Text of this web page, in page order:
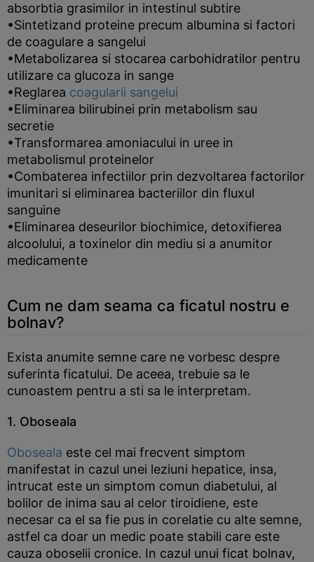
absorbtia grasimilor in intestinul subtire
•Sintetizand proteine precum albumina si factori
de coagulare a sangelui
•Metabolizarea si stocarea carbohidratilor pentru
utilizare ca glucoza in sange
•Reglarea coagularii sangelui
•Eliminarea bilirubinei prin metabolism sau
secretie
•Transformarea amoniacului in uree in
metabolismul proteinelor
•Combaterea infectiilor prin dezvoltarea factorilor
imunitari si eliminarea bacteriilor din fluxul
sanguine
•Eliminarea deseurilor biochimice, detoxifierea
alcoolului, a toxinelor din mediu si a anumitor
medicamente
Cum ne dam seama ca ficatul nostru e
bolnav?
Exista anumite semne care ne vorbesc despre
suferinta ficatului. De aceea, trebuie sa le
cunoastem pentru a sti sa le interpretam.
1. Oboseala
Oboseala este cel mai frecvent simptom
manifestat in cazul unei leziuni hepatice, insa,
intrucat este un simptom comun diabetului, al
bolilor de inima sau al celor tiroidiene, este
necesar ca el sa fie pus in corelatie cu alte semne,
astfel ca doar un medic poate stabili care este
cauza oboselii cronice. In cazul unui ficat bolnav,